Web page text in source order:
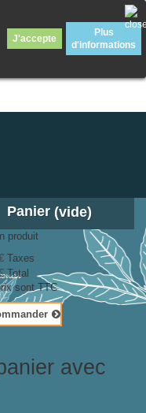
Panier (vide)
produit
Taxes
Total
sont TTC
avec
J'accepte
Plus
d'informations